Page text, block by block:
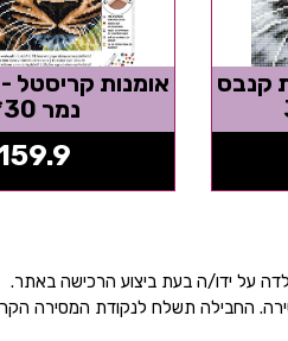
קנבס
אומנות קריסטל
נמר 30*30
החבילה תשלח לנקודת המסירה